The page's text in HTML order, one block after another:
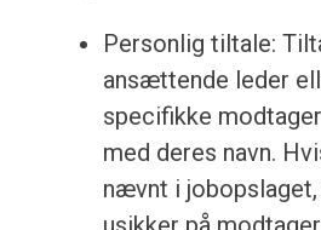
Personlig tiltale:
ansættende leder
specifikke
med deres navn.
nævnt i